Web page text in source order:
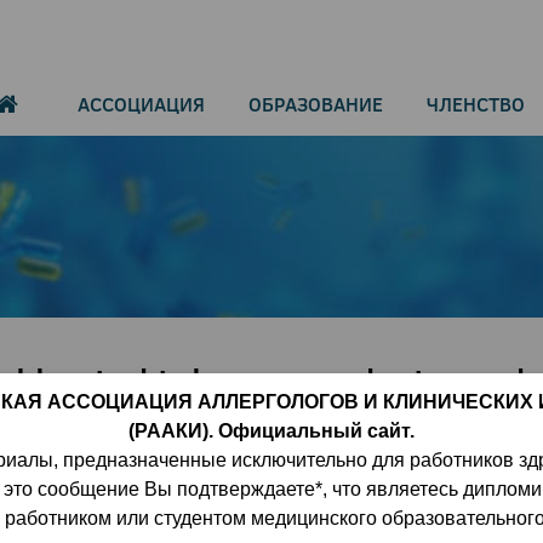
АССОЦИАЦИЯ ОБРАЗОВАНИЕ ЧЛЕНСТВО
heated tobacco product use
Masayoshi Zaitsu, Kenta
2022
АССОЦИАЦИЯ АЛЛЕРГОЛОГОВ И КЛИНИЧЕСКИХ
(РААКИ). Официальный сайт.
предназначенные исключительно для работников
сообщение Вы подтверждаете*, что являетесь
или студентом медицинского